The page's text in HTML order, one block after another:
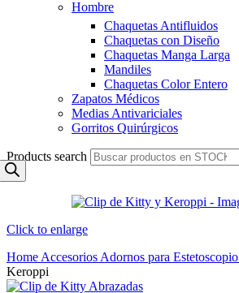
Hombre
Chaquetas Antifluidos
Chaquetas con Diseño
Chaquetas Manga Larga
Mandiles
Chaquetas Color Entero
Zapatos Médicos
Medias Antivariciales
Gorritos Quirúrgicos
Products search
Click to enlarge
Home Accesorios Adornos para Estetoscopio
Keroppi